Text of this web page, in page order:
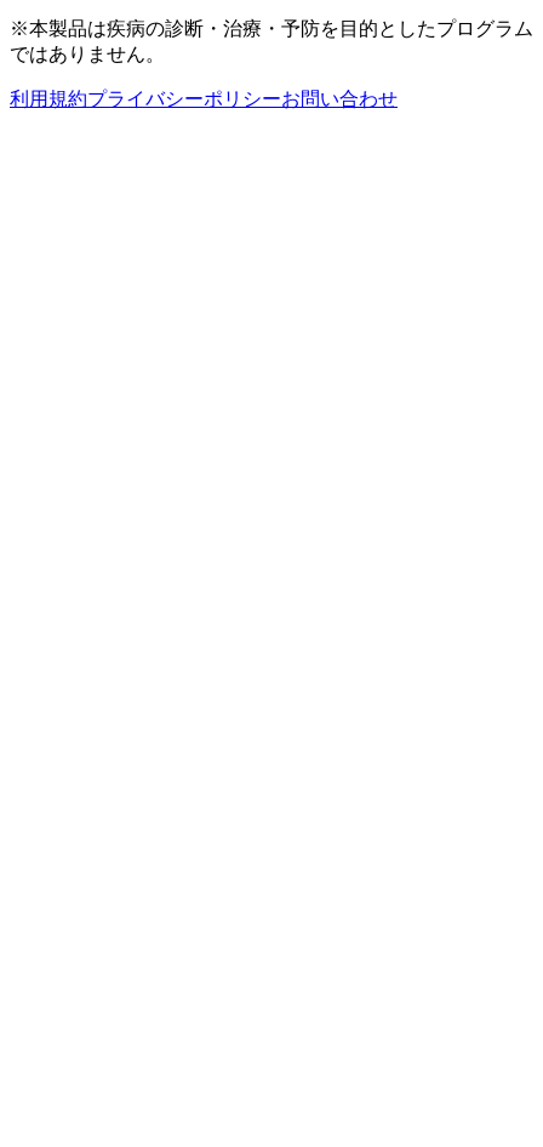
※本製品は疾病の診断・治療・予防を目的としたプログラム
ではありません。
利用規約プライバシーポリシーお問い合わせ